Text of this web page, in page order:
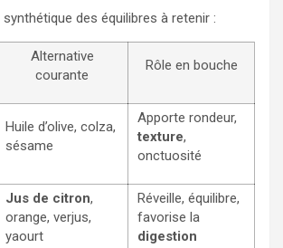
des équilibres à retenir :
Alternative
courante
Rôle en bouche
Huile d’olive, colza,
sésame
Apporte rondeur,
texture,
onctuosité
Jus de citron,
orange, verjus,
yaourt
Réveille, équilibre,
favorise la
digestion